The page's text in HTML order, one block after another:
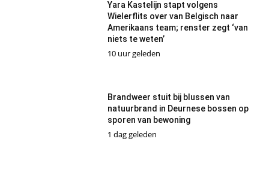
Yara Kastelijn stapt volgens
Wielerflits over van Belgisch naar
Amerikaans team; renster zegt ‘van
niets te weten’
10 uur geleden
Brandweer stuit bij blussen van
natuurbrand in Deurnese bossen op
sporen van bewoning
1 dag geleden